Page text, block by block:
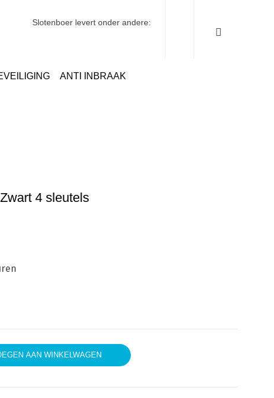
Slotenboer levert onder andere:
ANTI INBRAAK
4 sleutels
Zwart 4 sleutels aantal
AAN WINKELWAGEN